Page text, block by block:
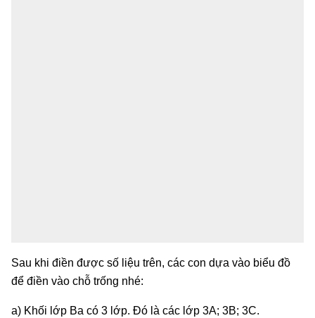
Sau khi điền được số liệu trên, các con dựa vào biểu đồ
để điền vào chỗ trống nhé:
a) Khối lớp Ba có 3 lớp. Đó là các lớp 3A; 3B; 3C.